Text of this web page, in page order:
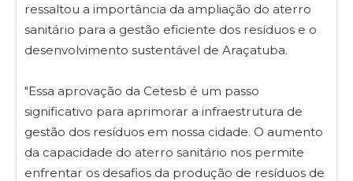
ressaltou a importância da ampliação do aterro
sanitário para a gestão eficiente dos resíduos e o
desenvolvimento sustentável de Araçatuba.
"Essa aprovação da Cetesb é um passo
significativo para aprimorar a infraestrutura de
gestão dos resíduos em nossa cidade. O aumento
da capacidade do aterro sanitário nos permite
enfrentar os desafios da produção de resíduos de